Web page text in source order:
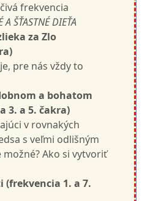
frekvencia
ŠŤASTNÉ DIEŤA
za Zlo
pre nás vždy to
a bohatom
3. a 5. čakra)
v rovnakých
s veľmi odlišným
Ako si vytvoriť
(frekvencia 1. a 7.